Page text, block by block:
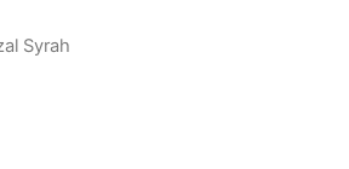
Syrah